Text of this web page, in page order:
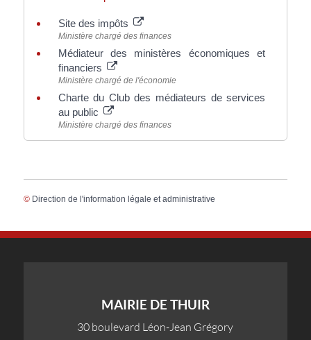
Site des impôts
Ministère chargé des finances
Médiateur des ministères économiques et
financiers
Ministère chargé de l'économie
Charte du Club des médiateurs de services
au public
Ministère chargé des finances
© Direction de l'information légale et administrative
MAIRIE DE THUIR
30 boulevard Léon-Jean Grégory